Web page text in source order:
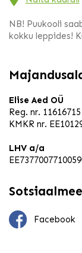
NB! Puukooli
kokku leppides!
Elise Aed OÜ
Reg. nr. 11616715
KMKR nr.
LHV a/a
Facebook